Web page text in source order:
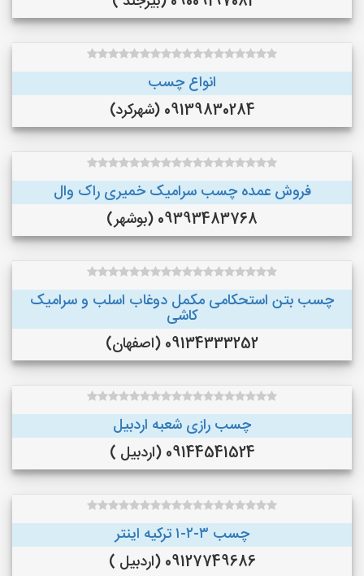
انواع چسب
09139830284 (شهرکرد)
فروش عمده چسب سرامیک خمیری راک وال
09393483768 (بوشهر)
چسب بتن استحکامی مکمل دوغاب اسلب و سرامیک
کاشی
09134333252 (اصفهان)
چسب رازی شعبه اردبیل
09144541524 (اردبیل )
چسب ۳-۲-۱ ترکیه اینتر
09127749686 (اردبیل )